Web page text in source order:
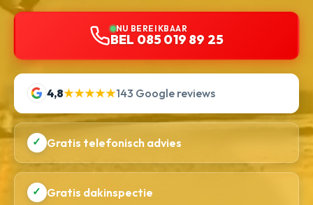
NU BEREIKBAAR
BEL 085 019 89 25
4,8★★★★★143 Google reviews
✓ Gratis telefonisch advies
✓ Gratis dakinspectie